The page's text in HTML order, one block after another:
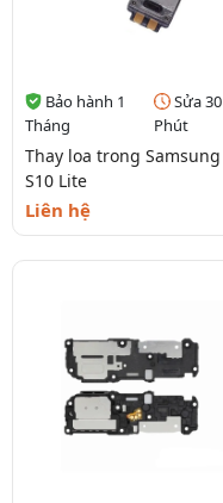
Bảo hành 1
Tháng
Sửa 30
Phút
Thay loa trong Samsung
S10 Lite
Liên hệ